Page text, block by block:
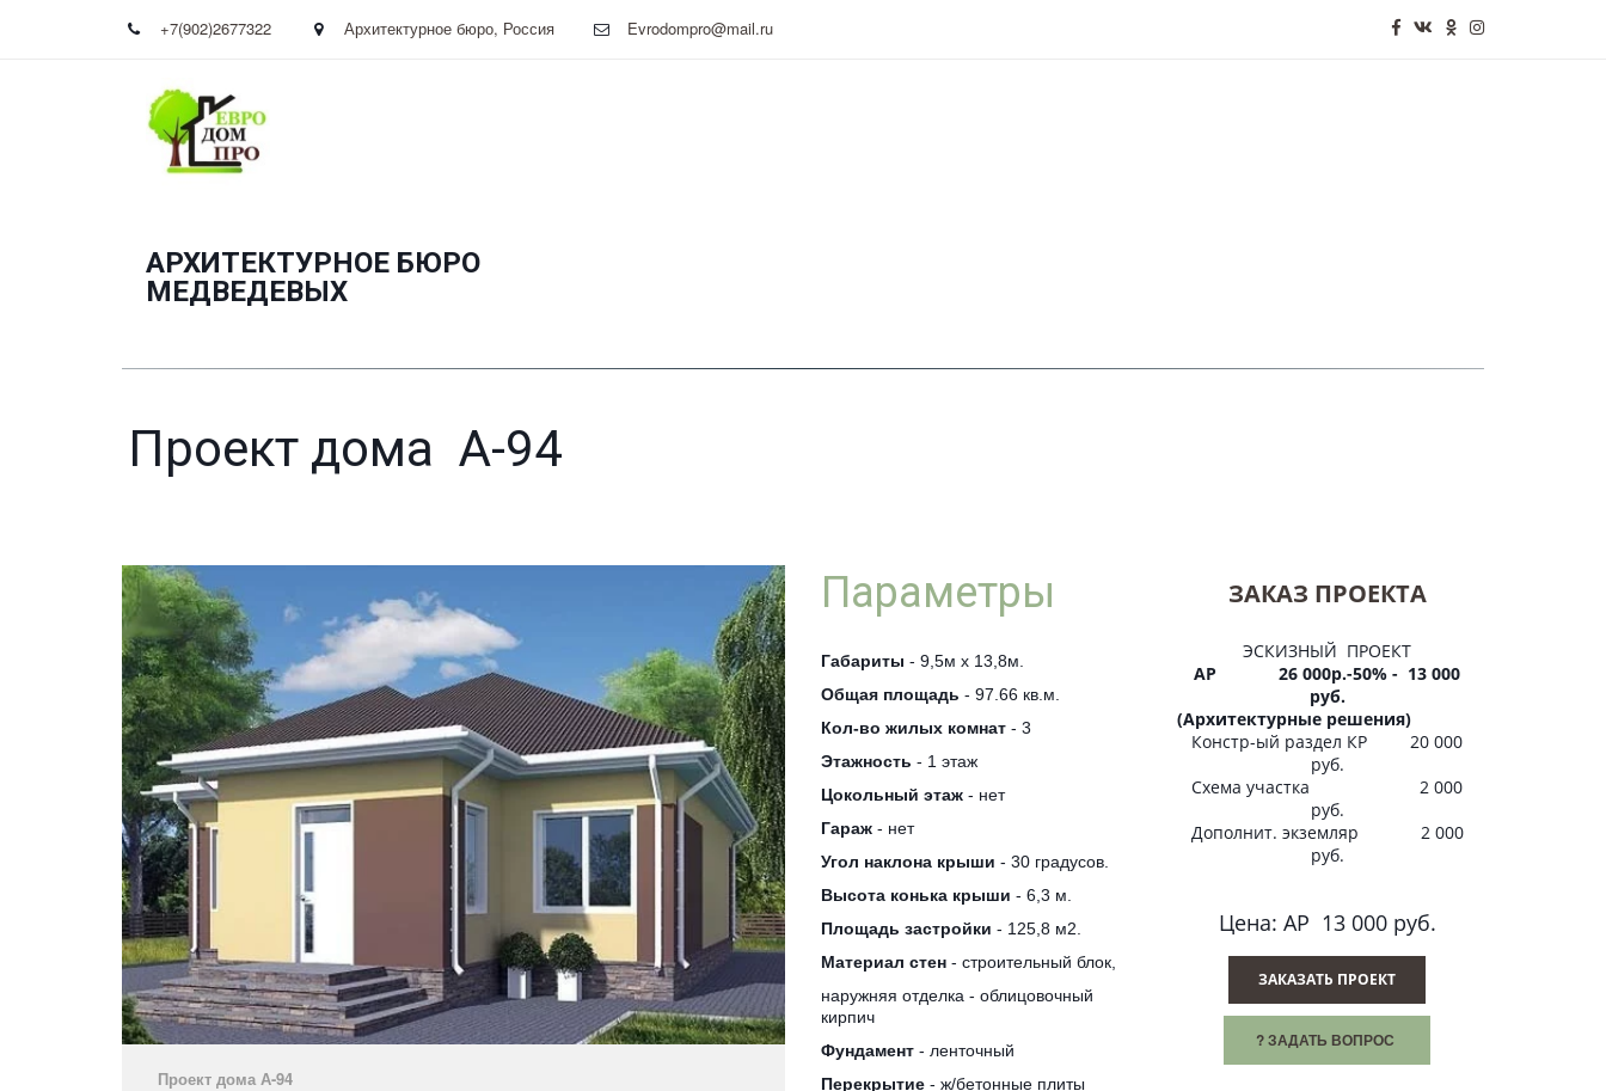
+7(902)2677322 Архитектурное бюро, Россия Evrodompro@mail.ru
АРХИТЕКТУРНОЕ БЮРО
­МЕДВЕДЕВЫХ
Проект дома А-94
Проект дома А-94­
Параметры
Габариты - 9,5м х 13,8м.
Общая площадь - 97.66 кв.м.
Кол-во жилых комнат - 3
Этажность - 1 этаж
Цокольный этаж - нет
Гараж - нет
Угол наклона крыши - 30 градусов.
Высота конька крыши - 6,3 м.
Площадь застройки - 125,8 м2.
Материал стен - строительный блок,
наружняя отделка - облицовочный
кирпич
Фундамент - ленточный
Перекрытие - ж/бетонные плиты
ЗАКАЗ ПРОЕКТА
ЭСКИЗНЫЙ ПРОЕКТ
АР 26 000р.-50% - 13 000
руб.
(Архитектурные решения)
Констр-ый раздел КР 20 000
руб.
Схема участка 2 000
руб.
Дополнит. экземляр 2 000
руб.
Цена: АР 13 000 руб.
ЗАКАЗАТЬ ПРОЕКТ
? ЗАДАТЬ ВОПРОС